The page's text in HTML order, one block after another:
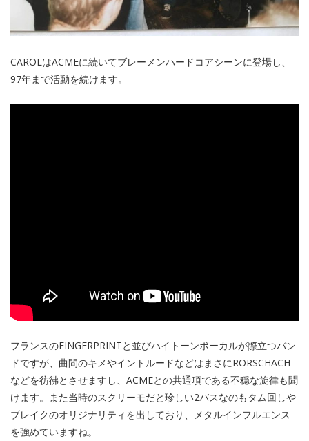
CAROLはACMEに続いてブレーメンハードコアシーンに登場し、
97年まで活動を続けます。
フランスのFINGERPRINTと並びハイトーンボーカルが際立つバン
ドですが、曲間のキメやイントルードなどはまさにRORSCHACH
などを彷彿とさせますし、ACMEとの共通項である不穏な旋律も聞
けます。また当時のスクリーモだと珍しい2バスなのもタム回しや
ブレイクのオリジナリティを出しており、メタルインフルエンス
を強めていますね。